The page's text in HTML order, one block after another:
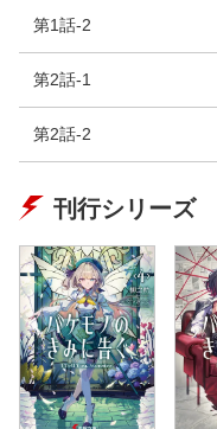
第1話-2
第2話-1
第2話-2
刊行シリーズ